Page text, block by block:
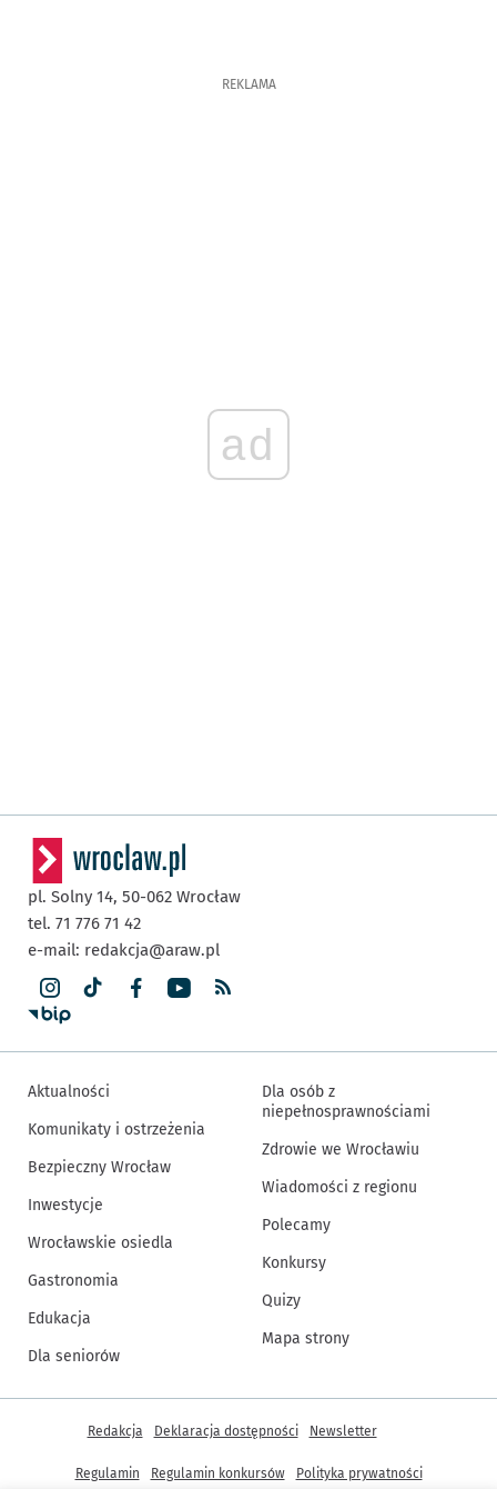
REKLAMA
ad
pl. Solny 14, 50-062 Wrocław
tel. 71 776 71 42
e-mail: redakcja@araw.pl
Aktualności
Komunikaty i ostrzeżenia
Bezpieczny Wrocław
Inwestycje
Wrocławskie osiedla
Gastronomia
Edukacja
Dla seniorów
Dla osób z
niepełnosprawnościami
Zdrowie we Wrocławiu
Wiadomości z regionu
Polecamy
Konkursy
Quizy
Mapa strony
Inne informacje
Redakcja Deklaracja dostępności Newsletter
Regulamin Regulamin konkursów Polityka prywatności